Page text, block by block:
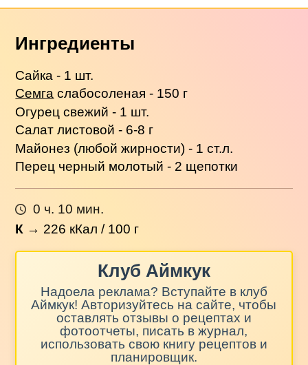
Ингредиенты
Сайка - 1 шт.
Семга слабосоленая - 150 г
Огурец свежий - 1 шт.
Салат листовой - 6-8 г
Майонез (любой жирности) - 1 ст.л.
Перец черный молотый - 2 щепотки
0 ч. 10 мин.
К → 226 кКал / 100 г
Клуб Аймкук
Надоела реклама? Вступайте в клуб
Аймкук! Авторизуйтесь на сайте, чтобы
оставлять отзывы о рецептах и
фотоотчеты, писать в журнал,
использовать свою книгу рецептов и
планировщик.